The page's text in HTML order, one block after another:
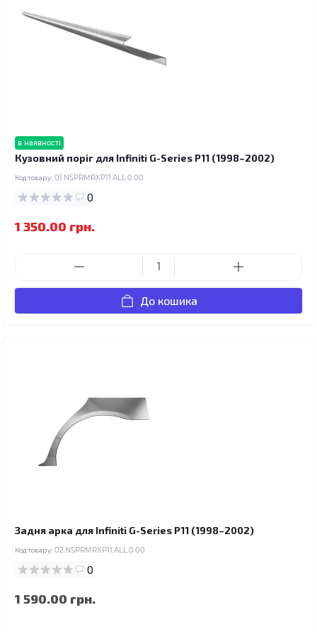
в наявності
Кузовний поріг для Infiniti G-Series P11 (1998–2002)
Код товару: 01.NSPRMRXP11.ALL.0.00
0
1 350.00 грн.
До кошика
Задня арка для Infiniti G-Series P11 (1998–2002)
Код товару: 02.NSPRMRXP11.ALL.0.00
0
1 590.00 грн.